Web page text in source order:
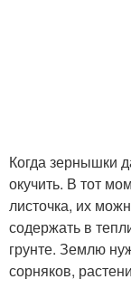
Когда зернышки
окучить. В тот
листочка, их
содержать в
грунте. Землю
сорняков,